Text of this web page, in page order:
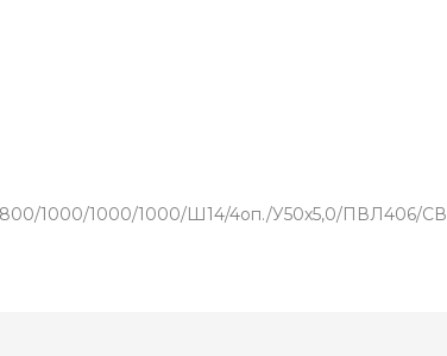
1000/1000/1000/Ш14/4оп./У50х5,0/ПВЛ406/СВ